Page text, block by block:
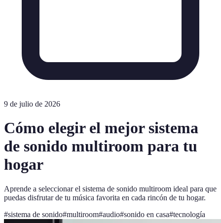
9 de julio de 2026
Cómo elegir el mejor sistema
de sonido multiroom para tu
hogar
Aprende a seleccionar el sistema de sonido multiroom ideal para que
puedas disfrutar de tu música favorita en cada rincón de tu hogar.
#sistema de sonido#multiroom#audio#sonido en casa#tecnología